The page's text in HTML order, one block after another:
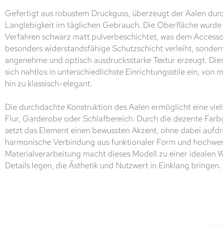
Gefertigt aus robustem Druckguss, überzeugt der Aalen
Langlebigkeit im täglichen Gebrauch. Die Oberfläche
Verfahren schwarz matt pulverbeschichtet, was dem
besonders widerstandsfähige Schutzschicht verleiht,
angenehme und optisch ausdrucksstarke Textur erzeugt.
sich nahtlos in unterschiedlichste Einrichtungsstile ein, von
hin zu klassisch-elegant.
Die durchdachte Konstruktion des Aalen ermöglicht eine
Flur, Garderobe oder Schlafbereich. Durch die dezente
setzt das Element einen bewussten Akzent, ohne dabei
harmonische Verbindung aus funktionaler Form und
Materialverarbeitung macht dieses Modell zu einer idealen
Details legen, die Ästhetik und Nutzwert in Einklang bringen.